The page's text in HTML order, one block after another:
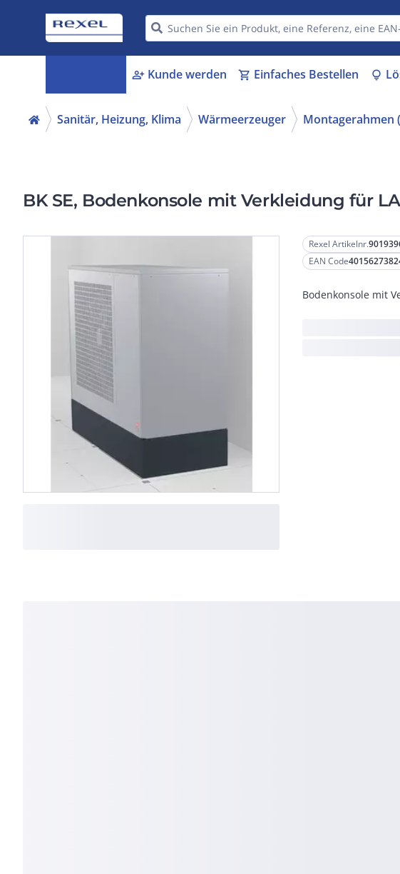
person_add Kunde werden shopping_cart Einfaches Bestellen lightbulb
Sanitär, Heizung, Klima Wärmeerzeuger Montagerahmen
BK SE, Bodenkonsole mit Verkleidung für LA
Rexel Artikelnr.
EAN Code
Bodenkonsole mit